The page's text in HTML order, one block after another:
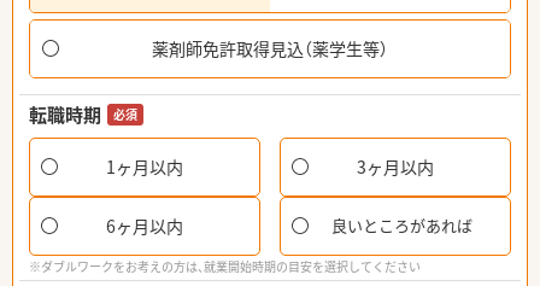
薬剤師免許取得見込（薬学生等）
転職時期 必須
1ヶ月以内 3ヶ月以内
6ヶ月以内 良いところがあれば
※ダブルワークをお考えの方は、就業開始時期の目安を選択してください